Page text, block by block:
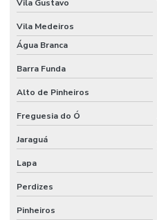
BELO
HORIZONTE
AUTOMAÇÃO
RESIDENCIAL
AUTOMAÇÃO
RESIDENCIAL
EM BRASILIA
AUTOMAÇÃO
RESIDENCIAL
AUTOMAÇÃO
RESIDENCIAL
EM CAMPINAS
Vila Gustavo
Vila Medeiros
Água Branca
Barra Funda
Alto de Pinheiros
Freguesia do Ó
Jaraguá
Lapa
Perdizes
Pinheiros